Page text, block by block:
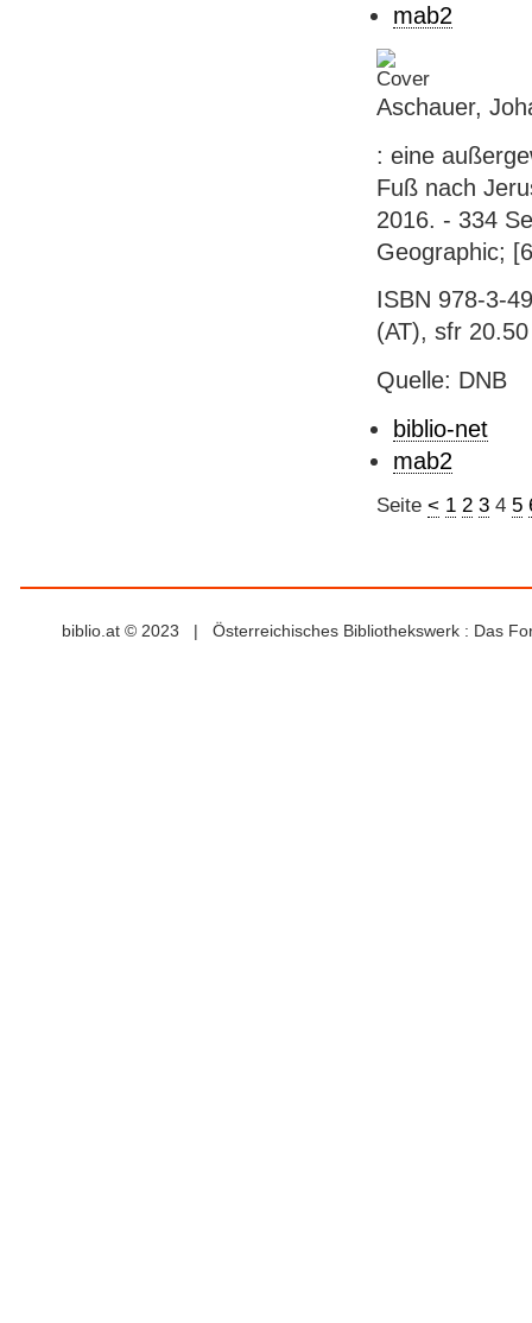
mab2
Aschauer,
: eine
Fuß nach
2016. - 334
Geographic;
ISBN 978-3-
(AT), sfr
Quelle: DNB
biblio-net
mab2
Seite < 1 2 3 4 5
biblio.at © 2023 | Österreichisches Bibliothekswerk : Das